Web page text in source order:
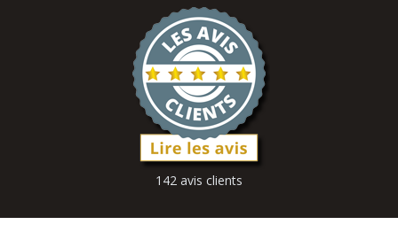
142 avis clients